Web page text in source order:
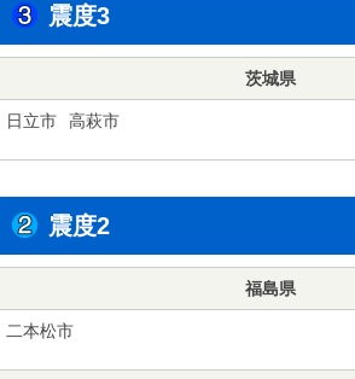
震度3
茨城県
日立市 高萩市
震度2
福島県
二本松市